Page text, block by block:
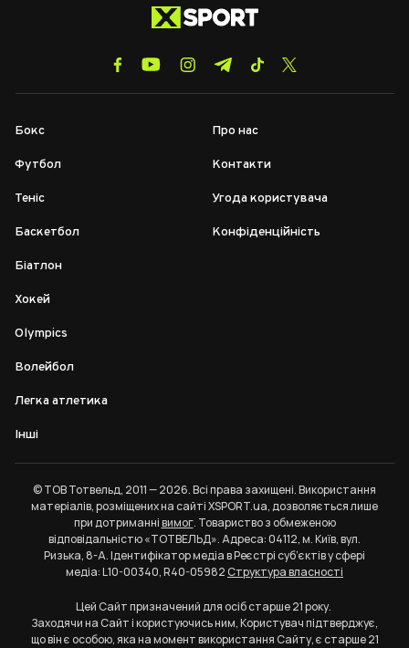
Бокс
Футбол
Теніс
Баскетбол
Біатлон
Хокей
Olympics
Волейбол
Легка атлетика
Інші
Про нас
Контакти
Угода користувача
Конфіденційність
© ТОВ Тотвельд, 2011 — 2026. Всі права захищені. Використання
матеріалів, розміщених на сайті XSPORT.ua, дозволяється лише
при дотриманнівимог. Товариство з обмеженою
відповідальністю «ТОТВЕЛЬД». Адреса: 04112, м. Київ, вул.
Ризька, 8-А. Ідентифікатор медіа в Реєстрі суб’єктів у сфері
медіа: L10-00340, R40-05982Структура власності
Цей Сайт призначений для осіб старше 21 року.
Заходячи на Сайт і користуючись ним, Користувач підтверджує,
що він є особою, яка на момент використання Сайту, є старше 21